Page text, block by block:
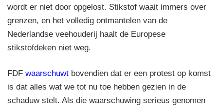
wordt er niet door opgelost. Stikstof waait immers over
grenzen, en het volledig ontmantelen van de
Nederlandse veehouderij haalt de Europese
stikstofdeken niet weg.
FDF waarschuwt bovendien dat er een protest op komst
is dat alles wat we tot nu toe hebben gezien in de
schaduw stelt. Als die waarschuwing serieus genomen